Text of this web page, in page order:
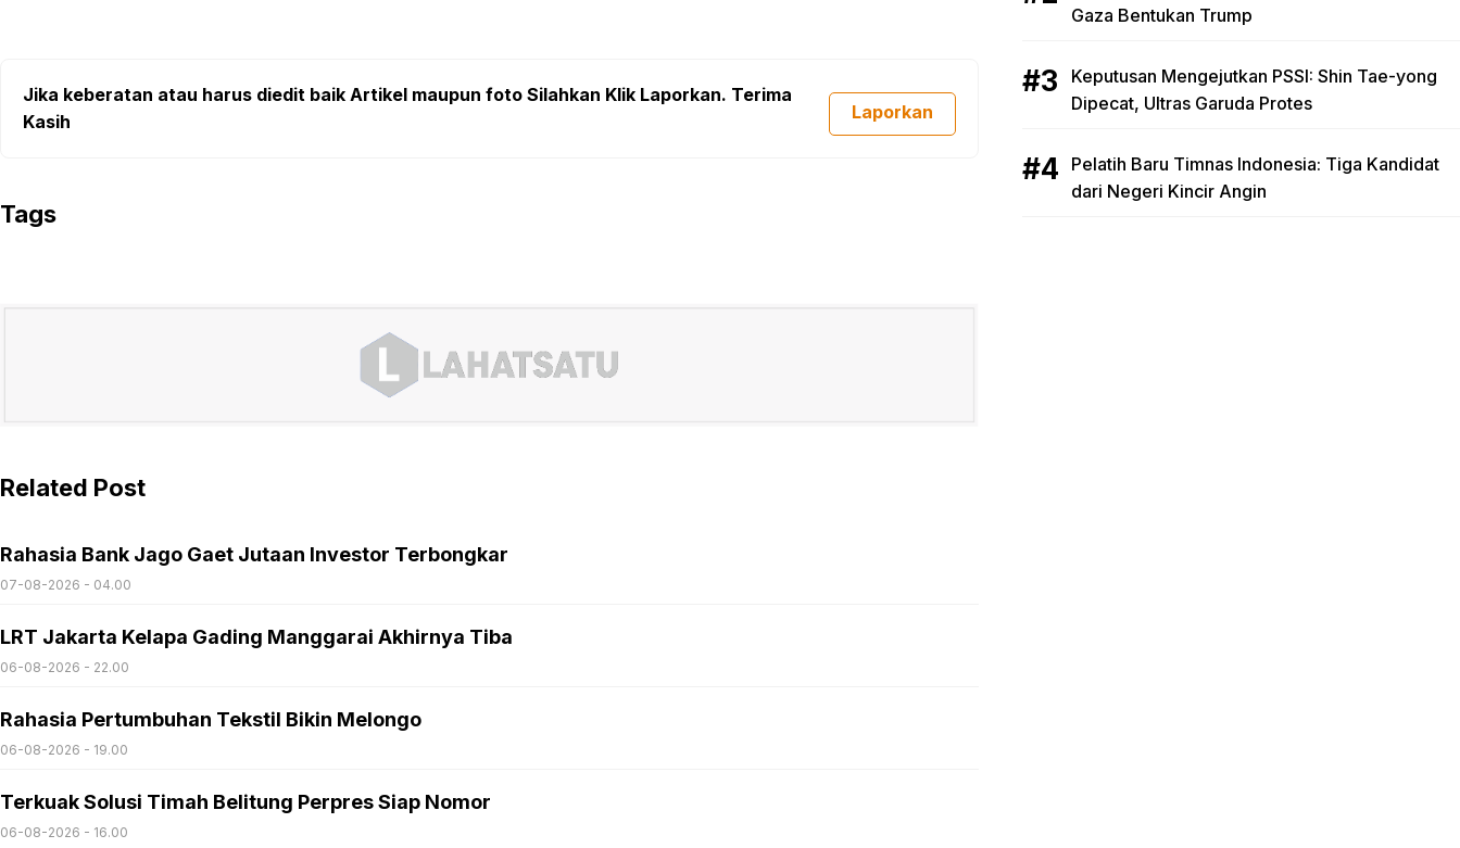
Jika keberatan atau harus diedit baik Artikel maupun foto Silahkan Klik Laporkan. Terima
Kasih
Laporkan
Tags
Related Post
Rahasia Bank Jago Gaet Jutaan Investor Terbongkar
07-08-2026 - 04.00
LRT Jakarta Kelapa Gading Manggarai Akhirnya Tiba
06-08-2026 - 22.00
Rahasia Pertumbuhan Tekstil Bikin Melongo
06-08-2026 - 19.00
Terkuak Solusi Timah Belitung Perpres Siap Nomor
06-08-2026 - 16.00
Gaza Bentukan Trump
Keputusan Mengejutkan PSSI: Shin Tae-yong
Dipecat, Ultras Garuda Protes
Pelatih Baru Timnas Indonesia: Tiga Kandidat
dari Negeri Kincir Angin